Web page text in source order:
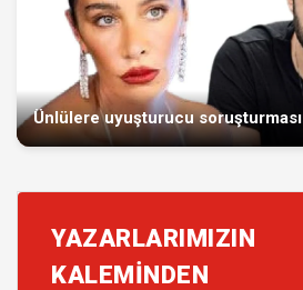
Ünlülere uyuşturucu soruşturması
YAZARLARIMIZIN
KALEMİNDEN